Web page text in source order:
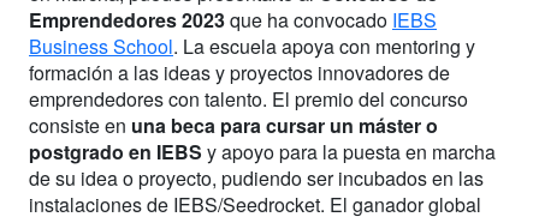
Emprendedores 2023que ha convocado IEBS
Business School. La escuela apoya con mentoring y
formación a las ideas y proyectos innovadores de
emprendedores con talento. El premio del concurso
consiste en una beca para cursar un máster o
postgrado en IEBS y apoyo para la puesta en marcha
de su idea o proyecto, pudiendo ser incubados en las
instalaciones de IEBS/Seedrocket. El ganador global